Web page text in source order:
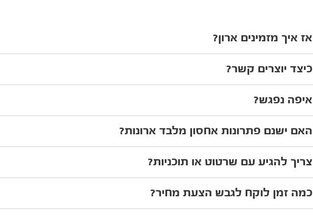
אז איך מזמינים ארון?
כיצד יוצרים קשר?
איפה נפגש?
האם ישנם פתרונות אחסון מלבד ארונות?
צריך להגיע עם שרטוט או תוכניות?
כמה זמן לוקח לגבש הצעת מחיר?